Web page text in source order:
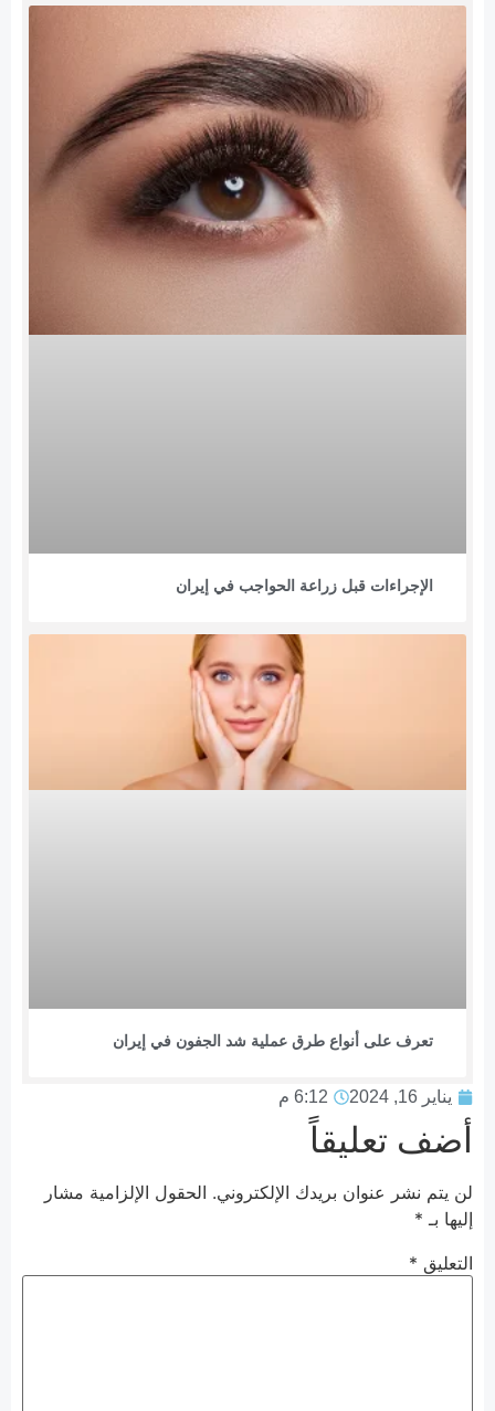
الإجراءات قبل زراعة الحواجب في إيران
تعرف على أنواع طرق عملية شد الجفون في إيران
يناير 16, 2024 6:12 م
أضف تعليقاً
لن يتم نشر عنوان بريدك الإلكتروني. الحقول الإلزامية مشار
إليها بـ *
التعليق *